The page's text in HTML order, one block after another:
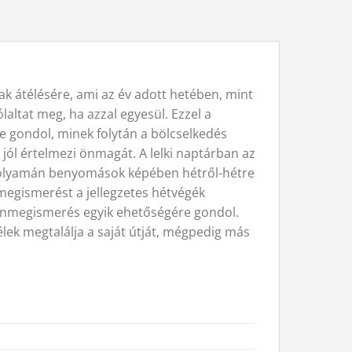
átélésére, ami az év adott hetében, mint
meg, ha azzal egyesül. Ezzel a
gondol, minek folytán a bölcselkedés
értelmezi önmagát. A lelki naptárban az
benyomások képében hétről-hétre
a jellegzetes hétvégék
egyik ehetőségére gondol.
megtalálja a saját útját, mégpedig más